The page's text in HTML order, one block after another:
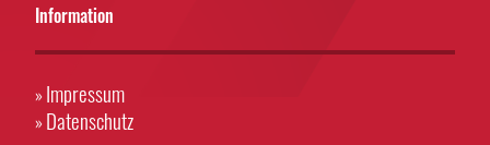
Information
» Impressum
» Datenschutz